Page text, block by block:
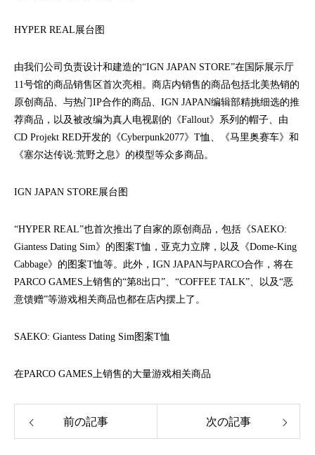
HYPER REAL展台图
由我们公司负责设计和建造的“IGN JAPAN STORE”在国际展示厅
11号馆的商品销售区首次亮相。商店内销售的商品包括北美热销的
原创商品、与热门IP合作的商品、IGN JAPAN编辑部精挑细选的推
荐商品，以及被改编为真人电视剧的《Fallout》系列的帽子、由
CD Projekt RED开发的《Cyberpunk2077》T恤、《马里奥赛车》和
《塞尔达传说:荒野之息》的模型等众多商品。
IGN JAPAN STORE展台图
“HYPER REAL”也首次推出了自家的原创商品，包括《SAEKO:
Giantess Dating Sim》的图案T恤，亚克力立牌，以及《Dome-King
Cabbage》的图案T恤等。此外，IGN JAPAN与PARCO合作，将在
PARCO GAMES上销售的“第8出口”、“COFFEE TALK”、以及“恶
意馈赠”等游戏相关商品也都在店内摆上了。
SAEKO: Giantess Dating Sim图案T恤
在PARCO GAMES上销售的大量游戏相关商品
前の記事 次の記事